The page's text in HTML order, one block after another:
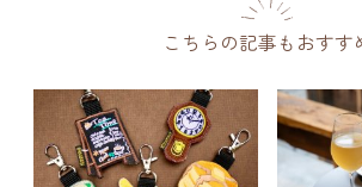
こちらの記事もおすす